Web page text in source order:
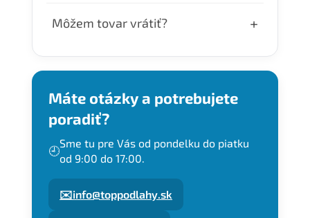
Áno. Ak nám pošlete vzorku Vašej podlahy,
Môžem tovar vrátiť? +
Tovar môžete vrátiť do 14 dní od dňa kedy
Vám ho doniesol kuriér. Tovar je treba
Vám pri žiadosti o vrátenie zašleme
mailom.
Máte otázky a potrebujete
poradiť?
🕘
Sme tu pre Vás od pondelku do piatku
od 9:00 do 17:00.
✉️info@toppodlahy.sk